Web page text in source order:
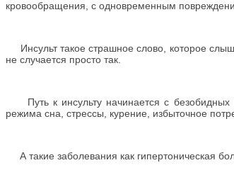
кровообращения, с одновременным
Инсульт такое страшное слово, которое
не случается просто так.
Путь к инсульту начинается с безобидных
режима сна, стрессы, курение, избыточное
А такие заболевания как гипертоническая